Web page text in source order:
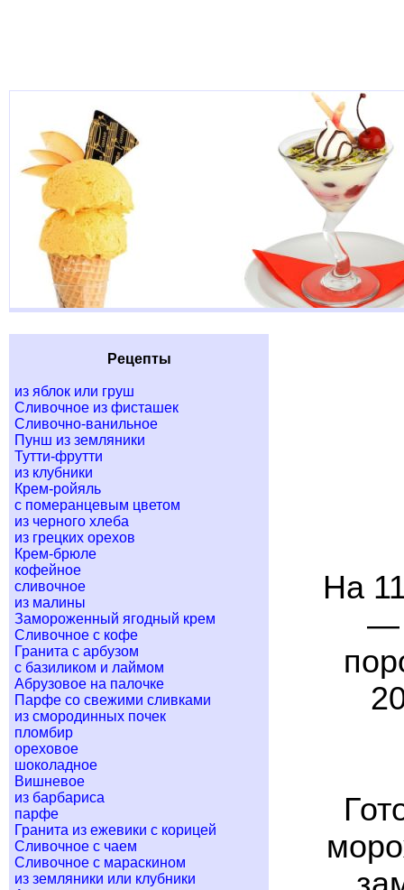
Рецепты
из яблок или груш
Сливочное из фисташек
Сливочно-ванильное
Пунш из земляники
Тутти-фрутти
из клубники
Крем-ройяль
с померанцевым цветом
из черного хлеба
из грецких орехов
Крем-брюле
кофейное
сливочное
из малины
Замороженный ягодный крем
Сливочное с кофе
Гранита с арбузом
с базиликом и лаймом
Абрузовое на палочке
Парфе со свежими сливками
из смородинных почек
пломбир
ореховое
шоколадное
Вишневое
из барбариса
парфе
Гранита из ежевики с корицей
Сливочное с чаем
Сливочное с мараскином
из земляники или клубники
На
—